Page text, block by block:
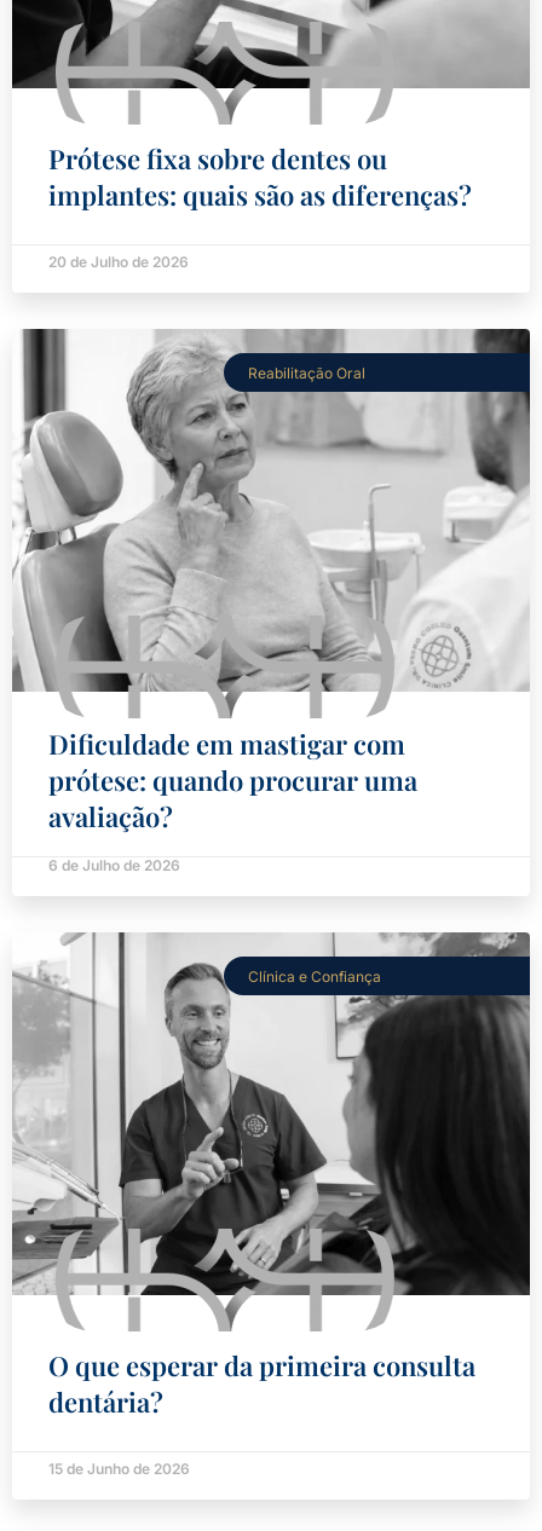
Prótese fixa sobre dentes ou
implantes: quais são as diferenças?
20 de Julho de 2026
Reabilitação Oral
Dificuldade em mastigar com
prótese: quando procurar uma
avaliação?
6 de Julho de 2026
Clínica e Confiança
O que esperar da primeira consulta
dentária?
15 de Junho de 2026